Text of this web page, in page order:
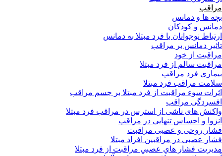
مراقب
بچه ها و دمانس
دمانس و کودکان
ارتباط نوجوانان با فرد مبتلا به دمانس
تاثیر دمانس بر مراقب
مراقبت از خود
مراقبت سالم از فرد مبتلا
بیماری فرد مراقب
سلامت مراقب فرد مبتلا
اثرات سوء مراقبت از فرد مبتلا بر جسم مراقب
افسردگی مراقب
واکنش های ناشی از استرس در مراقب فرد مبتلا
انزوا و احساس تنهایی در مراقب
فشار روحی و عصبی مراقبت
فشار عصبی در مراقبین افراد مبتلا
مدیریت فشار هاي عصبي مراقبت از فرد مبتلا